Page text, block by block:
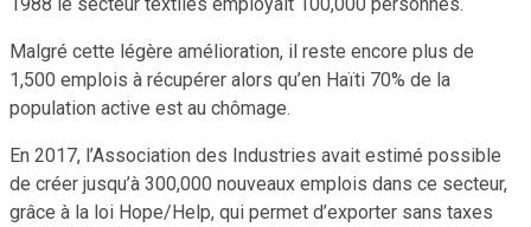
Malgré cette légère amélioration, il reste encore plus de
1,500 emplois à récupérer alors qu’en Haïti 70% de la
population active est au chômage.
En 2017, l’Association des Industries avait estimé possible
de créer jusqu’à 300,000 nouveaux emplois dans ce secteur,
grâce à la loi Hope/Help, qui permet d’exporter sans taxes